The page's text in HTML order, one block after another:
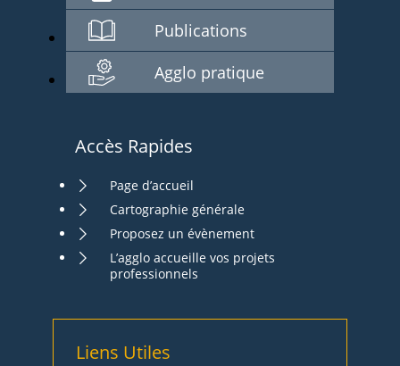
Publications
Agglo pratique
Accès Rapides
Page d’accueil
Cartographie générale
Proposez un évènement
L’agglo accueille vos projets
professionnels
Liens Utiles